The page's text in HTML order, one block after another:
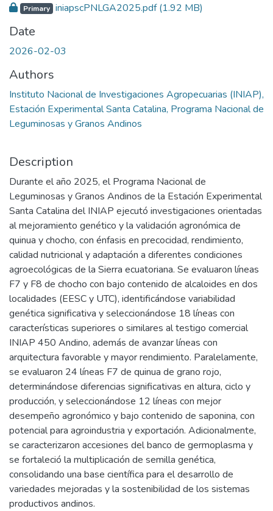
Primary iniapscPNLGA2025.pdf(1.92 MB)
Date
2026-02-03
Authors
Instituto Nacional de Investigaciones Agropecuarias (INIAP),
Estación Experimental Santa Catalina, Programa Nacional de
Leguminosas y Granos Andinos
Description
Durante el año 2025, el Programa Nacional de
Leguminosas y Granos Andinos de la Estación Experimental
Santa Catalina del INIAP ejecutó investigaciones orientadas
al mejoramiento genético y la validación agronómica de
quinua y chocho, con énfasis en precocidad, rendimiento,
calidad nutricional y adaptación a diferentes condiciones
agroecológicas de la Sierra ecuatoriana. Se evaluaron líneas
F7 y F8 de chocho con bajo contenido de alcaloides en dos
localidades (EESC y UTC), identificándose variabilidad
genética significativa y seleccionándose 18 líneas con
características superiores o similares al testigo comercial
INIAP 450 Andino, además de avanzar líneas con
arquitectura favorable y mayor rendimiento. Paralelamente,
se evaluaron 24 líneas F7 de quinua de grano rojo,
determinándose diferencias significativas en altura, ciclo y
producción, y seleccionándose 12 líneas con mejor
desempeño agronómico y bajo contenido de saponina, con
potencial para agroindustria y exportación. Adicionalmente,
se caracterizaron accesiones del banco de germoplasma y
se fortaleció la multiplicación de semilla genética,
consolidando una base científica para el desarrollo de
variedades mejoradas y la sostenibilidad de los sistemas
productivos andinos.